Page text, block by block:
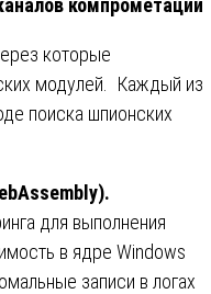
которые
модулей. Каждый из
поиска шпионских
для выполнения
в ядре Windows
записи в логах